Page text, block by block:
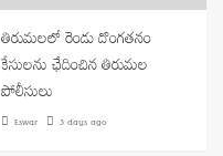
తిరుమలలో రెండు దొంగతనం
కేసులను ఛేదించిన తిరుమల
పోలీసులు
Eswar 3 days ago